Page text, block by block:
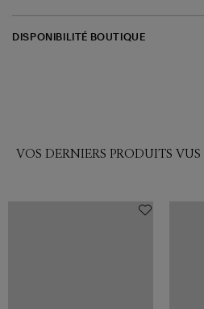
DISPONIBILITÉ BOUTIQUE
VOS DERNIERS PRODUITS VUS